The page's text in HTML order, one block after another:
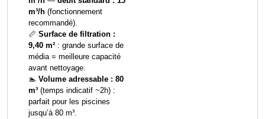
m³/h (fonctionnement
recommandé).
📏 Surface de filtration :
9,40 m² : grande surface de
média = meilleure capacité
avant nettoyage.
🏊 Volume adressable : 80
m³ (temps indicatif ~2h) :
parfait pour les piscines
jusqu’à 80 m³.